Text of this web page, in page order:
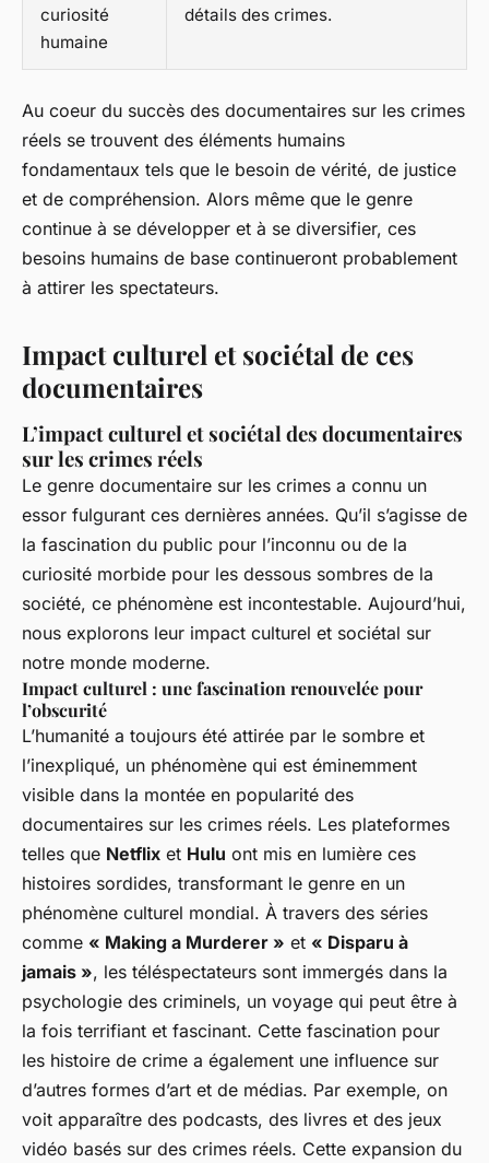
curiosité
humaine
détails des crimes.
Au coeur du succès des documentaires sur les crimes
réels se trouvent des éléments humains
fondamentaux tels que le besoin de vérité, de justice
et de compréhension. Alors même que le genre
continue à se développer et à se diversifier, ces
besoins humains de base continueront probablement
à attirer les spectateurs.
Impact culturel et sociétal de ces
documentaires
L’impact culturel et sociétal des documentaires
sur les crimes réels
Le genre documentaire sur les crimes a connu un
essor fulgurant ces dernières années. Qu’il s’agisse de
la fascination du public pour l’inconnu ou de la
curiosité morbide pour les dessous sombres de la
société, ce phénomène est incontestable. Aujourd’hui,
nous explorons leur impact culturel et sociétal sur
notre monde moderne.
Impact culturel : une fascination renouvelée pour
l’obscurité
L’humanité a toujours été attirée par le sombre et
l’inexpliqué, un phénomène qui est éminemment
visible dans la montée en popularité des
documentaires sur les crimes réels. Les plateformes
telles que Netflix et Hulu ont mis en lumière ces
histoires sordides, transformant le genre en un
phénomène culturel mondial. À travers des séries
comme « Making a Murderer » et « Disparu à
jamais », les téléspectateurs sont immergés dans la
psychologie des criminels, un voyage qui peut être à
la fois terrifiant et fascinant. Cette fascination pour
les histoire de crime a également une influence sur
d’autres formes d’art et de médias. Par exemple, on
voit apparaître des podcasts, des livres et des jeux
vidéo basés sur des crimes réels. Cette expansion du